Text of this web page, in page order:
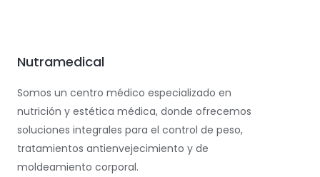
Nutramedical
Somos un centro médico especializado en
nutrición y estética médica, donde ofrecemos
soluciones integrales para el control de peso,
tratamientos antienvejecimiento y de
moldeamiento corporal.